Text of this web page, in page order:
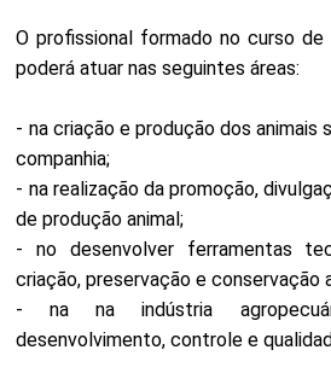
O profissional formado no curso de
poderá atuar nas seguintes áreas:
- na criação e produção dos animais
companhia;
- na realização da promoção,
de produção animal;
- no desenvolver ferramentas
criação, preservação e conservação
- na na indústria
desenvolvimento, controle e